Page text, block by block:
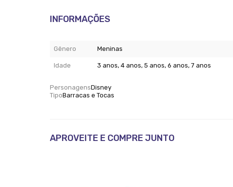
INFORMAÇÕES
Gênero Meninas
Idade 3 anos, 4 anos, 5 anos, 6 anos, 7 anos
PersonagensDisney
TipoBarracas e Tocas
APROVEITE E COMPRE JUNTO